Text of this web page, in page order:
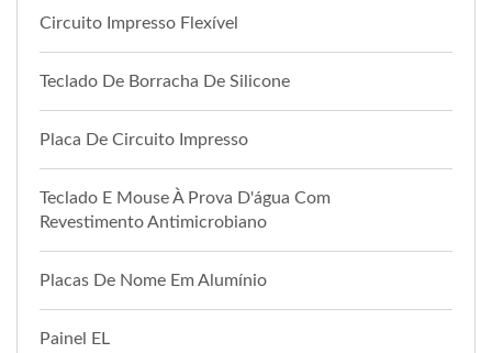
Circuito Impresso Flexível
Teclado De Borracha De Silicone
Placa De Circuito Impresso
Teclado E Mouse À Prova D'água Com
Revestimento Antimicrobiano
Placas De Nome Em Alumínio
Painel EL